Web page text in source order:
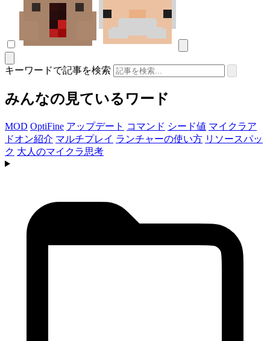
キーワードで記事を検索
みんなの見ているワード
MOD OptiFine アップデート コマンド シード値 マイクラア
ドオン紹介 マルチプレイ ランチャーの使い方 リソースパッ
ク 大人のマイクラ思考